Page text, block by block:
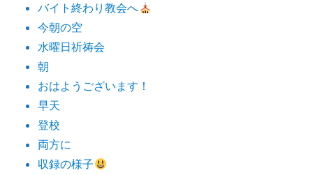
バイト終わり教会へ
今朝の空
水曜日祈祷会
朝
おはようございます！
早天
登校
両方に
収録の様子